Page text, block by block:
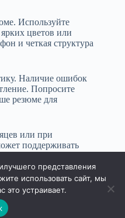
Используйте
цветов или
и четкая структура
Наличие ошибок
Попросите
резюме для
или при
поддерживать
представления
использовать сайт, мы
это устраивает.